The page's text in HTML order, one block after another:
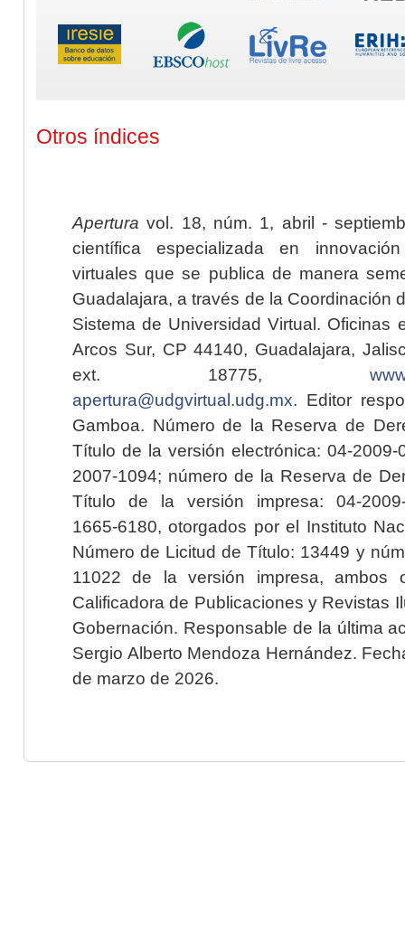
Otros índices
Apertura vol. 18, núm. 1, abril -
científica especializada en
virtuales que se publica de manera
Guadalajara, a través de la Coordinación
Sistema de Universidad Virtual. Oficinas
Arcos Sur, CP 44140, Guadalajara,
ext. 18775,
apertura@udgvirtual.udg.mx. Editor
Gamboa. Número de la Reserva de
Título de la versión electrónica: 04-2009-
2007-1094; número de la Reserva de
Título de la versión impresa: 04-2009-
1665-6180, otorgados por el Instituto
Número de Licitud de Título: 13449 y
11022 de la versión impresa, ambos
Calificadora de Publicaciones y Revistas
Gobernación. Responsable de la última
Sergio Alberto Mendoza Hernández.
de marzo de 2026.